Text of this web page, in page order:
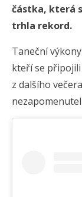
částka, která
trhla rekord.
Taneční
kteří se
z dalšího